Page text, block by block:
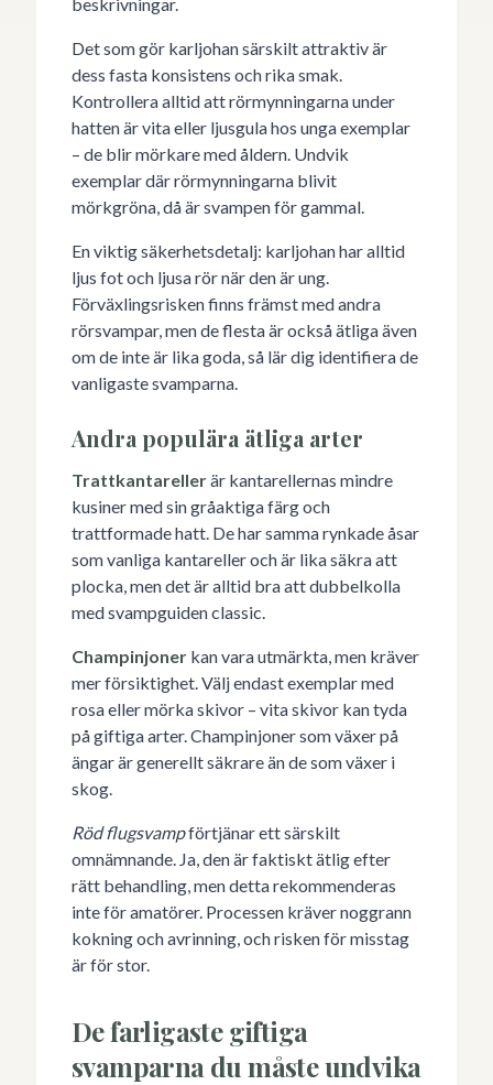
Det som gör karljohan särskilt attraktiv är
dess fasta konsistens och rika smak.
Kontrollera alltid att rörmynningarna under
hatten är vita eller ljusgula hos unga exemplar
– de blir mörkare med åldern. Undvik
exemplar där rörmynningarna blivit
mörkgröna, då är svampen för gammal.
En viktig säkerhetsdetalj: karljohan har alltid
ljus fot och ljusa rör när den är ung.
Förväxlingsrisken finns främst med andra
rörsvampar, men de flesta är också ätliga även
om de inte är lika goda, så lär dig identifiera de
vanligaste svamparna.
Andra populära ätliga arter
Trattkantarellerär kantarellernas mindre
kusiner med sin gråaktiga färg och
trattformade hatt. De har samma rynkade åsar
som vanliga kantareller och är lika säkra att
plocka, men det är alltid bra att dubbelkolla
med svampguiden classic.
Champinjoner kan vara utmärkta, men kräver
mer försiktighet. Välj endast exemplar med
rosa eller mörka skivor – vita skivor kan tyda
på giftiga arter. Champinjoner som växer på
ängar är generellt säkrare än de som växer i
skog.
Röd flugsvampförtjänar ett särskilt
omnämnande. Ja, den är faktiskt ätlig efter
rätt behandling, men detta rekommenderas
inte för amatörer. Processen kräver noggrann
kokning och avrinning, och risken för misstag
är för stor.
De farligaste giftiga
svamparna du måste undvika